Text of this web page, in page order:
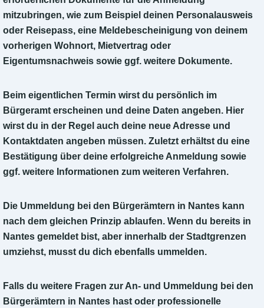
mitzubringen, wie zum Beispiel deinen Personalausweis
oder Reisepass, eine Meldebescheinigung von deinem
vorherigen Wohnort, Mietvertrag oder
Eigentumsnachweis sowie ggf. weitere Dokumente.
Beim eigentlichen Termin wirst du persönlich im
Bürgeramt erscheinen und deine Daten angeben. Hier
wirst du in der Regel auch deine neue Adresse und
Kontaktdaten angeben müssen. Zuletzt erhältst du eine
Bestätigung über deine erfolgreiche Anmeldung sowie
ggf. weitere Informationen zum weiteren Verfahren.
Die Ummeldung bei den Bürgerämtern in Nantes kann
nach dem gleichen Prinzip ablaufen. Wenn du bereits in
Nantes gemeldet bist, aber innerhalb der Stadtgrenzen
umziehst, musst du dich ebenfalls ummelden.
Falls du weitere Fragen zur An- und Ummeldung bei den
Bürgerämtern in Nantes hast oder professionelle